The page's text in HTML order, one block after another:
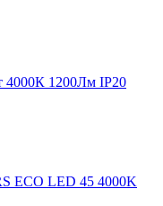
4000К 1200Лм IP20
ECO LED 45 4000K